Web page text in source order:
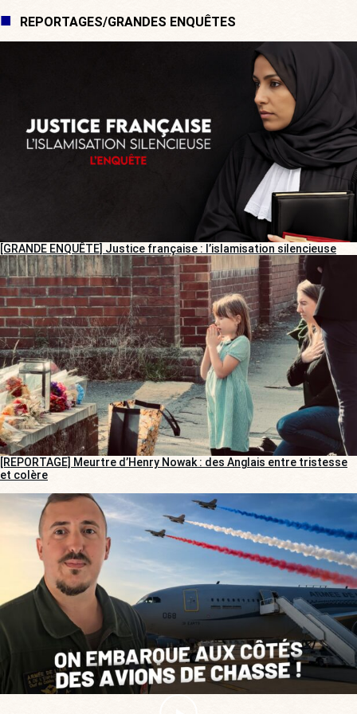
REPORTAGES/GRANDES ENQUÊTES
[GRANDE ENQUÊTE] Justice française : l’islamisation silencieuse
[REPORTAGE] Meurtre d’Henry Nowak : des Anglais entre tristesse
et colère